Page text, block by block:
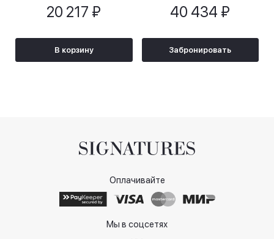
20 217 ₽
В корзину
40 434 ₽
Забронировать
Оплачивайте
Мы в соцсетях